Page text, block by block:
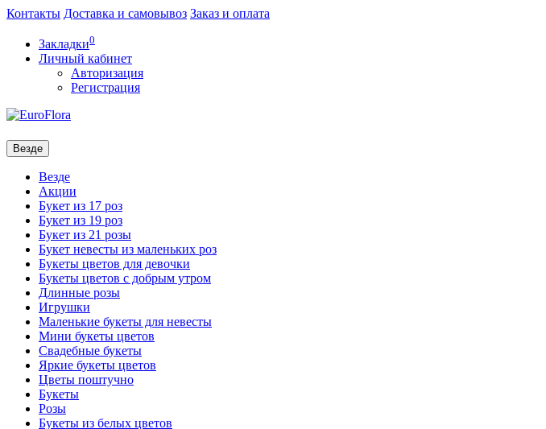
Контакты Доставка и самовывоз Заказ и оплата
Закладки0
Личный кабинет
Авторизация
Регистрация
Везде
Везде
Акции
Букет из 17 роз
Букет из 19 роз
Букет из 21 розы
Букет невесты из маленьких роз
Букеты цветов для девочки
Букеты цветов с добрым утром
Длинные розы
Игрушки
Маленькие букеты для невесты
Мини букеты цветов
Свадебные букеты
Яркие букеты цветов
Цветы поштучно
Букеты
Розы
Букеты из белых цветов